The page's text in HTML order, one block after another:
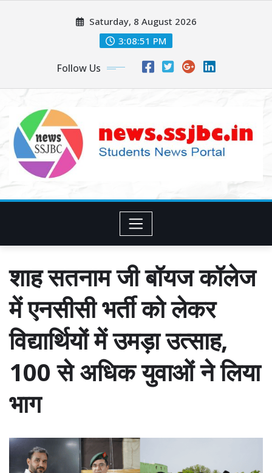
Saturday, 8 August 2026
3:08:52 PM
Follow Us
शाह सतनाम जी बॉयज कॉलेज
में एनसीसी भर्ती को लेकर
विद्यार्थियों में उमड़ा उत्साह,
100 से अधिक युवाओं ने लिया
भाग